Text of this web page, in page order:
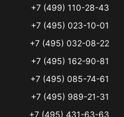
+7 (499) 110-28-43
+7 (495) 023-10-01
+7 (495) 032-08-22
+7 (495) 162-90-81
+7 (495) 085-74-61
+7 (495) 989-21-31
+7 (495) 431-63-63